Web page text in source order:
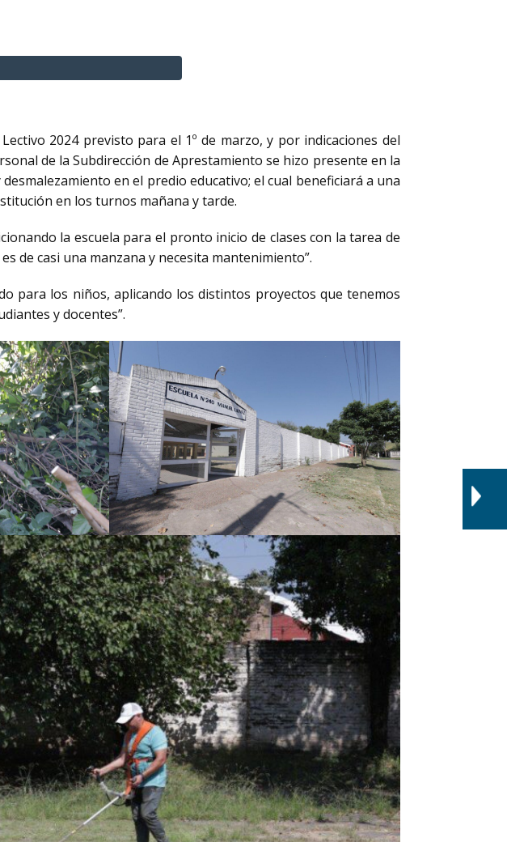
2024 previsto para el 1º de marzo, y por indicaciones del
de la Subdirección de Aprestamiento se hizo presente en la
en el predio educativo; el cual beneficiará a una
en los turnos mañana y tarde.
la escuela para el pronto inicio de clases con la tarea de
de casi una manzana y necesita mantenimiento”.
para los niños, aplicando los distintos proyectos que tenemos
y docentes”.